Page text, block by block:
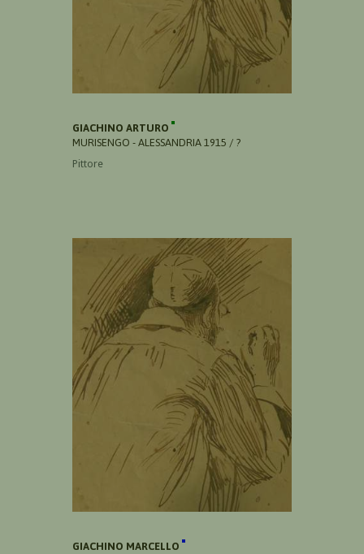
GIACHINO ARTURO
MURISENGO - ALESSANDRIA 1915 / ?
Pittore
GIACHINO MARCELLO